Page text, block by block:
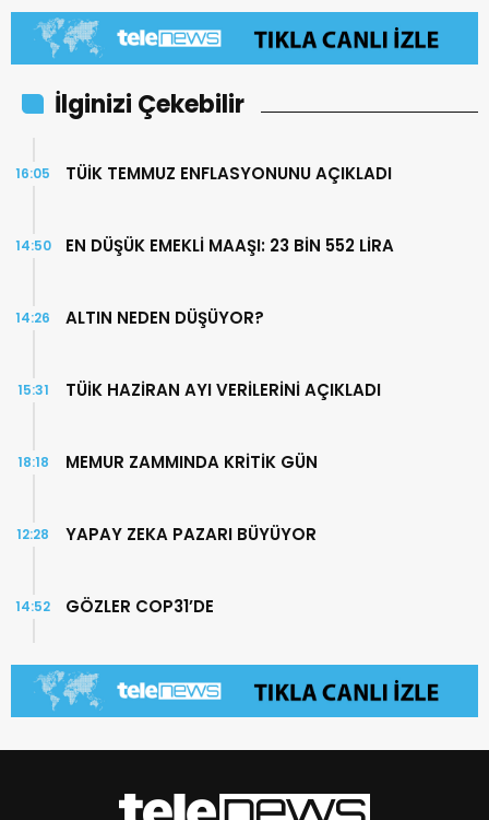
İlginizi Çekebilir
TÜİK TEMMUZ ENFLASYONUNU AÇIKLADI
16:05
EN DÜŞÜK EMEKLİ MAAŞI: 23 BİN 552 LİRA
14:50
ALTIN NEDEN DÜŞÜYOR?
14:26
TÜİK HAZİRAN AYI VERİLERİNİ AÇIKLADI
15:31
MEMUR ZAMMINDA KRİTİK GÜN
18:18
YAPAY ZEKA PAZARI BÜYÜYOR
12:28
GÖZLER COP31’DE
14:52